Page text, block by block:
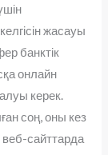
жасауы
банктік
онлайн
керек.
соң, оны кез
сайттарда